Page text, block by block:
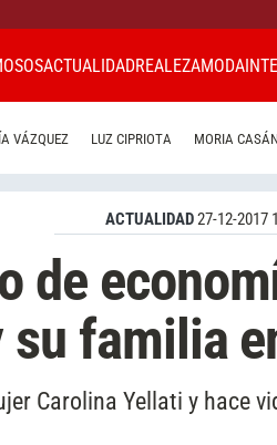
ACTUALIDADREALEZAMODA
VÁZQUEZ LUZ CIPRIOTA MORIA CASÁN
ACTUALIDAD27-12-2017
de
su familia
Carolina Yellati y hace